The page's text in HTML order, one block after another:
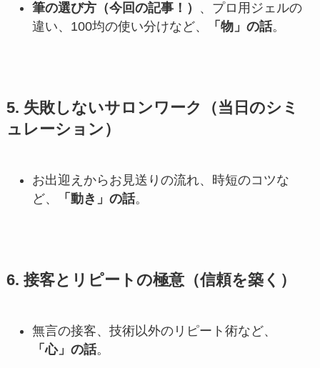
筆の選び方（今回の記事！）
、プロ用ジェルの
違い、100均の使い分けなど、
「物」の話。
5. 失敗しないサロンワーク（当日のシミ
ュレーション）
お出迎えからお見送りの流れ、時短のコツな
ど、
「動き」の話。
6. 接客とリピートの極意（信頼を築く）
無言の接客、技術以外のリピート術など、
「心」の話。